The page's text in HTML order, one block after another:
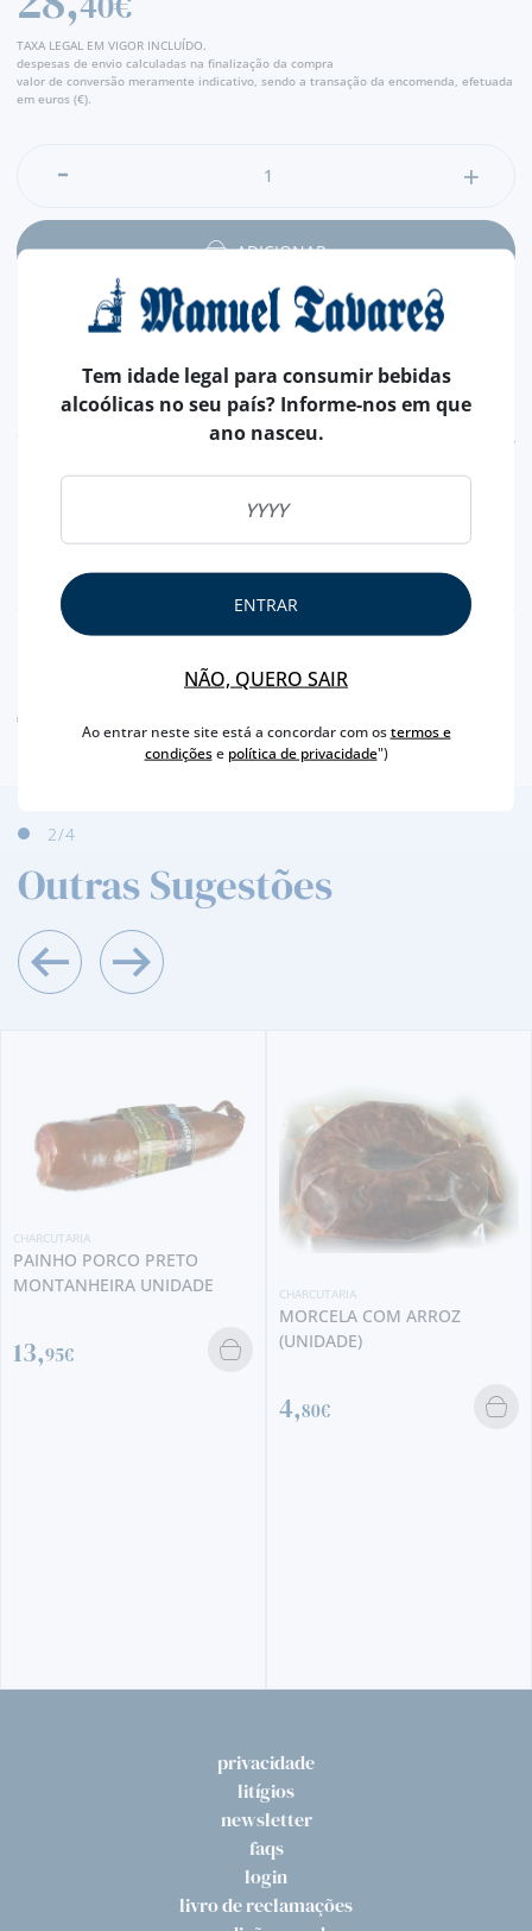
TAXA LEGAL EM VIGOR INCLUÍDO.
despesas de envio calculadas na finalização da compra
valor de conversão meramente indicativo, sendo a transação da encomenda, efetuada
em euros (€).
ADICIONAR
CARNE DE PORCO
PESO APROXIMADO 520 GR
NUTRICIONAL & ALERGÉNIOS
AVISO ALERGÉNEO
2/4
Outras Sugestões
CHARCUTARIA
PAINHO PORCO PRETO
MONTANHEIRA UNIDADE
13,95€
CHARCUTARIA
MORCELA COM ARROZ
(UNIDADE)
4,80€
privacidade
litígios
newsletter
faqs
login
livro de reclamações
Tem idade legal para consumir bebidas
alcoólicas no seu país? Informe-nos em que
ano nasceu.
ENTRAR
NÃO, QUERO SAIR
Ao entrar neste site está a concordar com ostermos e
condiçõese política de privacidade")